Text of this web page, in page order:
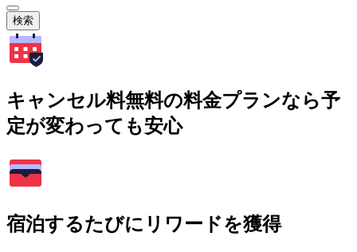
検索
キャンセル料無料の料金プランなら予
定が変わっても安心
宿泊するたびにリワードを獲得